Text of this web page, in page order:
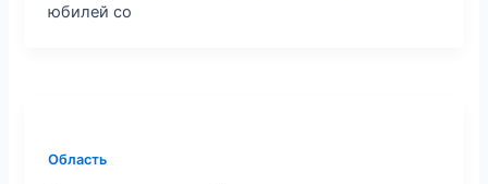
юбилей со
Область